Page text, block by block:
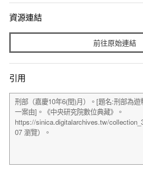
資源連結
前往原始連結
引用